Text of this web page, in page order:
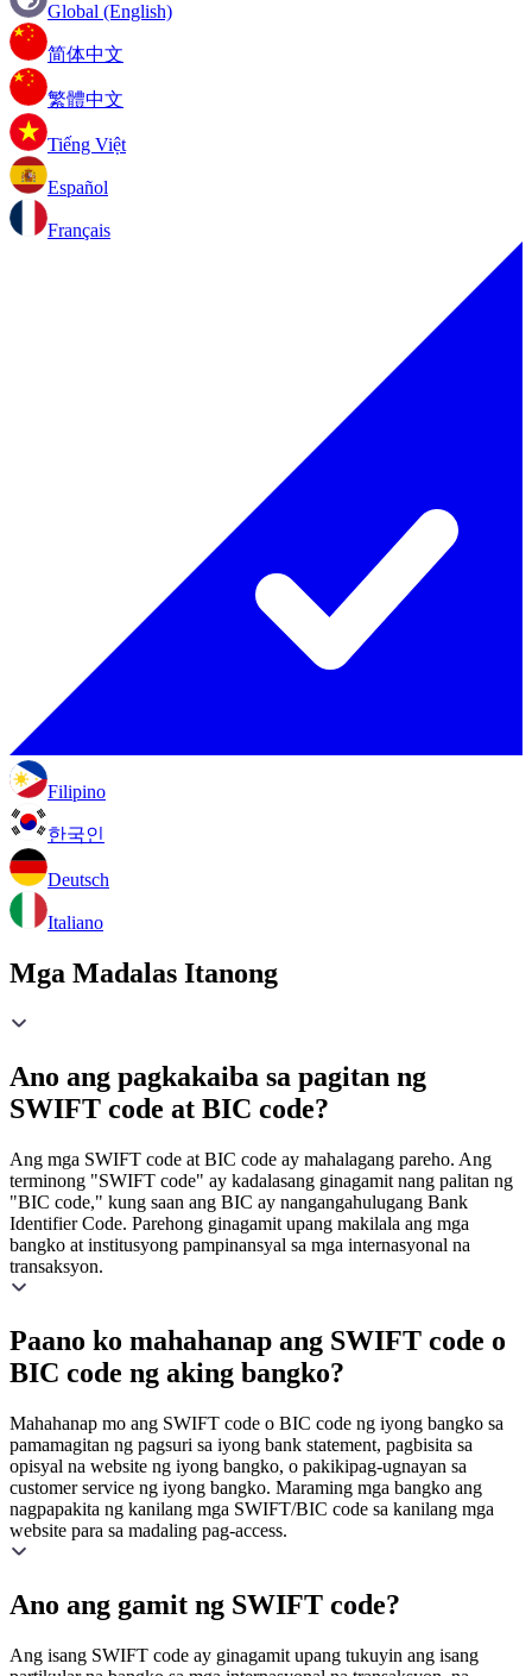
Global (English)
简体中文
繁體中文
Tiếng Việt
Español
Français
Filipino
한국인
Deutsch
Italiano
Mga Madalas Itanong
Ano ang pagkakaiba sa pagitan ng
SWIFT code at BIC code?
Ang mga SWIFT code at BIC code ay mahalagang pareho. Ang
terminong "SWIFT code" ay kadalasang ginagamit nang palitan ng
"BIC code," kung saan ang BIC ay nangangahulugang Bank
Identifier Code. Parehong ginagamit upang makilala ang mga
bangko at institusyong pampinansyal sa mga internasyonal na
transaksyon.
Paano ko mahahanap ang SWIFT code o
BIC code ng aking bangko?
Mahahanap mo ang SWIFT code o BIC code ng iyong bangko sa
pamamagitan ng pagsuri sa iyong bank statement, pagbisita sa
opisyal na website ng iyong bangko, o pakikipag-ugnayan sa
customer service ng iyong bangko. Maraming mga bangko ang
nagpapakita ng kanilang mga SWIFT/BIC code sa kanilang mga
website para sa madaling pag-access.
Ano ang gamit ng SWIFT code?
Ang isang SWIFT code ay ginagamit upang tukuyin ang isang